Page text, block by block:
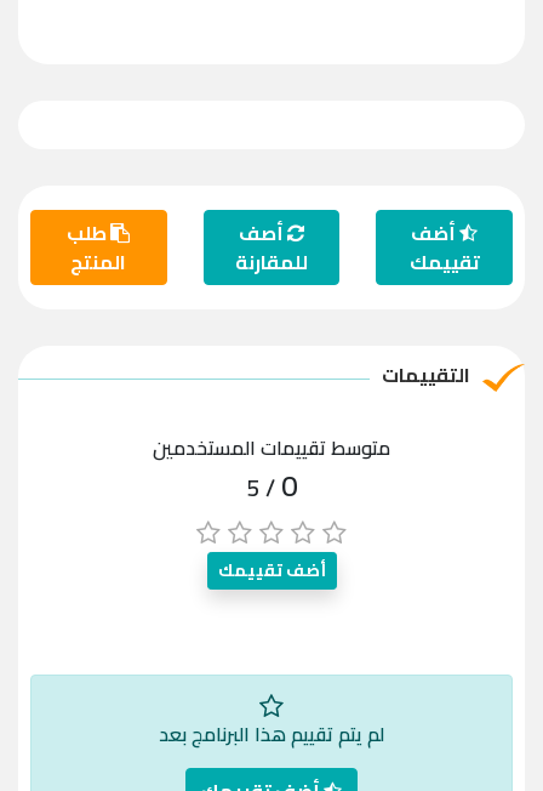
أضف
تقييمك
أصف
للمقارنة
طلب
المنتج
التقييمات
متوسط تقييمات المستخدمين
0
/ 5
أضف تقييمك
لم يتم تقييم هذا البرنامج بعد